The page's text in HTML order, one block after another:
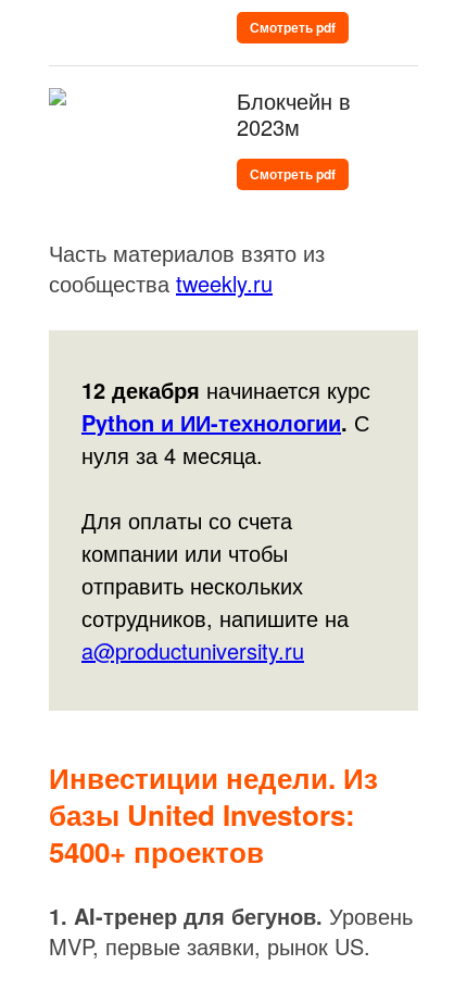
Смотреть pdf
Блокчейн в
2023м
Смотреть pdf
Часть материалов взято из
сообщества tweekly.ru
12 декабря начинается курс
Python и ИИ-технологии. С
нуля за 4 месяца.
Для оплаты со счета
компании или чтобы
отправить нескольких
сотрудников, напишите на
a@productuniversity.ru
Инвестиции недели. Из
базы United Investors:
5400+ проектов
1. AI-тренер для бегунов. Уровень
MVP, первые заявки, рынок US.